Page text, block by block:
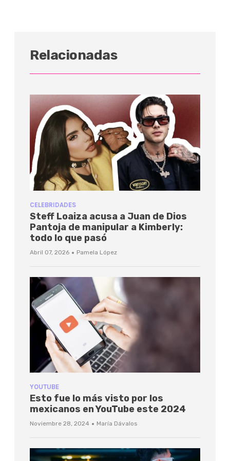
Relacionadas
CELEBRIDADES
Steff Loaiza acusa a Juan de Dios
Pantoja de manipular a Kimberly:
todo lo que pasó
Abril 07, 2026 · Pamela López
YOUTUBE
Esto fue lo más visto por los
mexicanos en YouTube este 2024
Noviembre 28, 2024 · María Dávalos